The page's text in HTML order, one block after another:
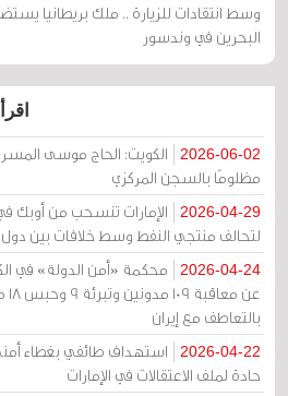
وسط انتقادات للزيارة .. ملك بريطانيا
البحرين في وندسور
2026-06-02
الكويت: الحاج موسى
مظلومًا بالسجن المركزي
2026-04-29
الإمارات تنسحب من أوبك
لتحالف منتجي النفط وسط خلافات بين دول
2026-04-24
محكمة «أمن الدولة» في
عن
بالتعاطف مع إيران
2026-04-22
استهداف طائفي بغطاء
حادة لملف الاعتقالات في الإمارات